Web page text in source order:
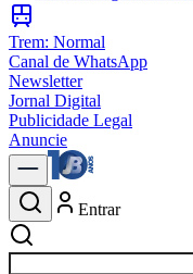
Trem: Normal
Canal de WhatsApp
Newsletter
Jornal Digital
Publicidade Legal
Anuncie
Entrar